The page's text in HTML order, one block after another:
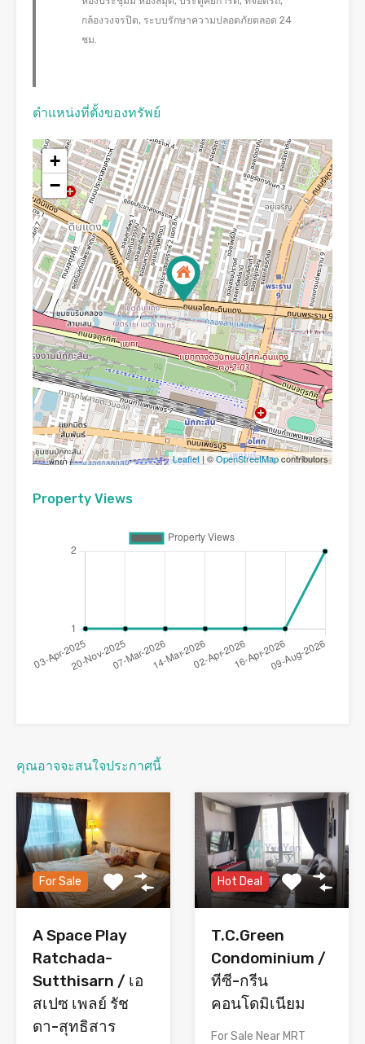
กล้องวงจรปิด, ระบบรักษาความปลอดภัยตลอด 24
ชม.
ตำแหน่งที่ตั้งของทรัพย์
+
−
Leaflet | ©OpenStreetMapcontributors
Property Views
คุณอาจจะสนใจประกาศนี้
For Sale
A Space Play
Ratchada-
Sutthisarn / เอ
สเปซ เพลย์ รัช
ดา-สุทธิสาร
Hot Deal
T.C.Green
Condominium /
ทีซี-กรีน
คอนโดมิเนียม
For Sale Near MRT